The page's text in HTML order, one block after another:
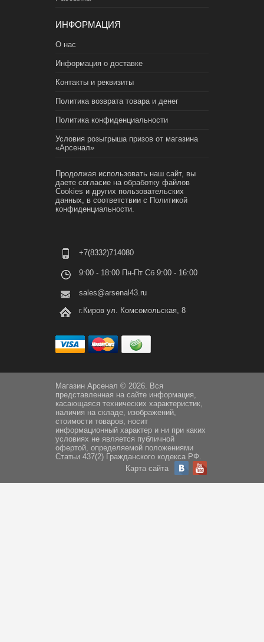
ИНФОРМАЦИЯ
О нас
Информация о доставке
Контакты и реквизиты
Политика возврата товара и денег
Политика конфиденциальности
Условия розыгрыша призов от магазина
«Арсенал»
Продолжая использовать наш сайт, вы
даете согласие на обработку файлов
Cookies и других пользовательских
данных, в соответствии с Политикой
конфиденциальности.
+7(8332)714080
9:00 - 18:00 Пн-Пт Сб 9:00 - 16:00
sales@arsenal43.ru
г.Киров ул. Комсомольская, 8
Магазин Арсенал © 2026. Вся
представленная на сайте информация,
касающаяся технических характеристик,
наличия на складе, изображений,
стоимости товаров, носит
информационный характер и ни при каких
условиях не является публичной
офертой, определяемой положениями
Статьи 437(2) Гражданского кодекса РФ.
Карта сайта